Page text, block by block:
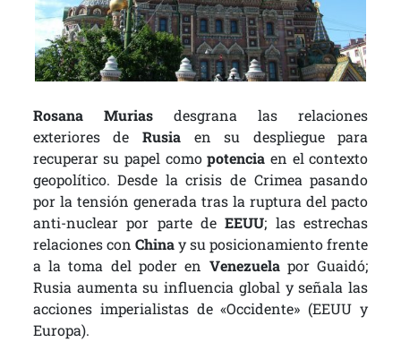
Rosana Muriasdesgrana las relaciones
exteriores de Rusiaen su despliegue para
recuperar su papel comopotencia en el contexto
geopolítico. Desde la crisis de Crimea pasando
por la tensión generada tras la ruptura del pacto
anti-nuclear por parte deEEUU; las estrechas
relaciones con Chinay su posicionamiento frente
a la toma del poder en Venezuelapor Guaidó;
Rusia aumenta su influencia global y señala las
acciones imperialistas de «Occidente» (EEUU y
Europa).